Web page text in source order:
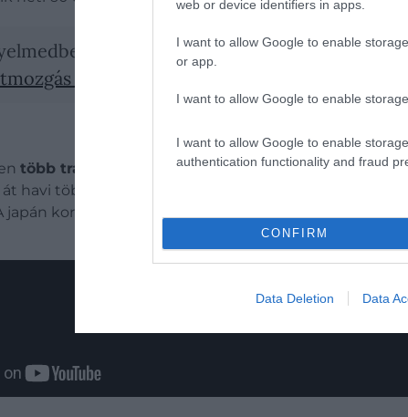
web or device identifiers in apps.
I want to allow Google to enable
or app.
I want to allow Google to enable
I want to allow Google to enable
authentication functionality and fraud
CONFIRM
Data Deletion Data
ajánljuk!
munka közben: 5 egyszerű, de hatásos
több tragikus történetis nagy nyilvánosságot
havi több mint 100 óra túlórát végzett, közben alig
kormány azóta próbál változtatni a